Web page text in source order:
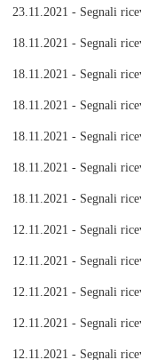
23.11.2021 - Segnali
18.11.2021 - Segnali
18.11.2021 - Segnali
18.11.2021 - Segnali
18.11.2021 - Segnali
18.11.2021 - Segnali
18.11.2021 - Segnali
12.11.2021 - Segnali
12.11.2021 - Segnali
12.11.2021 - Segnali
12.11.2021 - Segnali
12.11.2021 - Segnali